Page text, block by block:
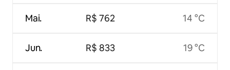
Mai.
Jun.
R$ 762
R$ 833
14 °C
19 °C